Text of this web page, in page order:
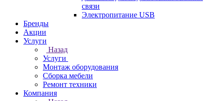
связи
Электропитание USB
Бренды
Акции
Услуги
Назад
Услуги
Монтаж оборудования
Сборка мебели
Ремонт техники
Компания